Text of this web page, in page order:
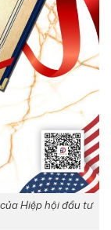
Hiệp hội đầu tư